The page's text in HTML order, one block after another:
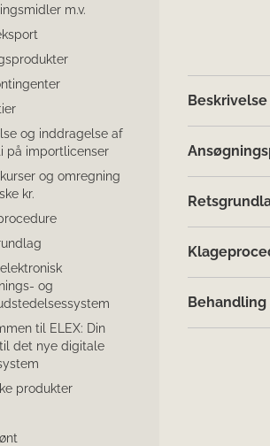
m.v.
og inddragelse af
på importlicenser
og omregning
kr.
elektronisk
og
til ELEX: Din
det nye digitale
produkter